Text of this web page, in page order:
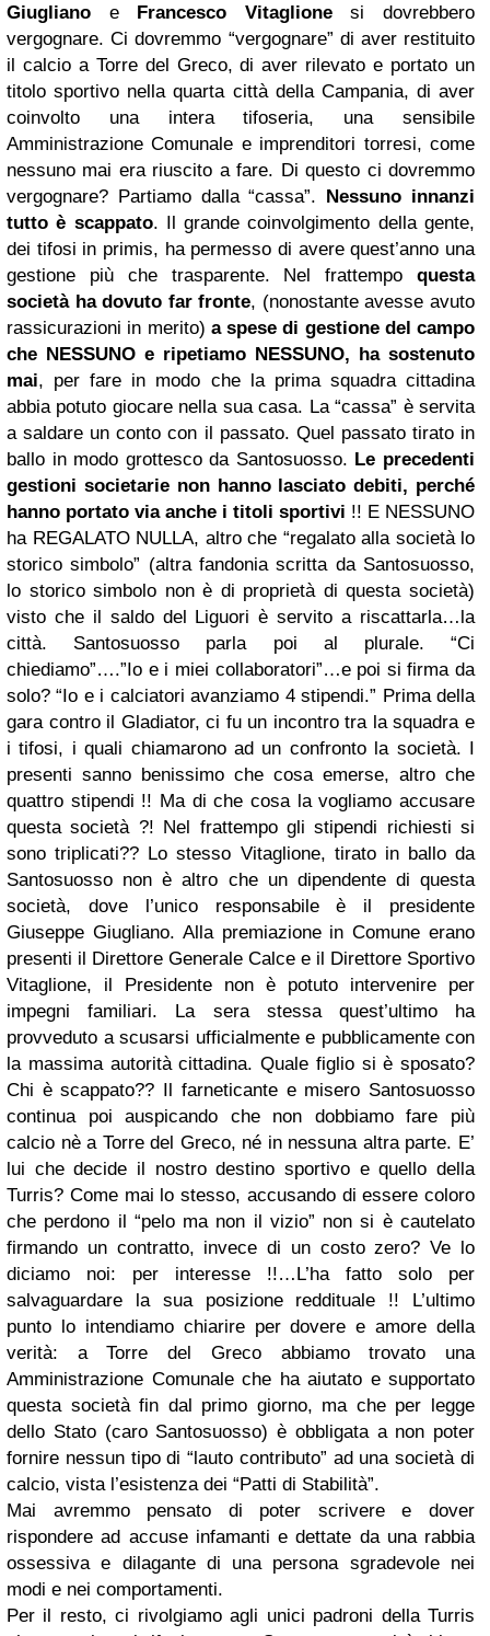
Giugliano e Francesco Vitaglionesi dovrebbero
vergognare. Ci dovremmo “vergognare” di aver restituito
il calcio a Torre del Greco, di aver rilevato e portato un
titolo sportivo nella quarta città della Campania, di aver
coinvolto una intera tifoseria, una sensibile
Amministrazione Comunale e imprenditori torresi, come
nessuno mai era riuscito a fare. Di questo ci dovremmo
vergognare? Partiamo dalla “cassa”. Nessuno innanzi
tutto è scappato. Il grande coinvolgimento della gente,
dei tifosi in primis, ha permesso di avere quest’anno una
gestione più che trasparente. Nel frattempo questa
società ha dovuto far fronte, (nonostante avesse avuto
rassicurazioni in merito) a spese di gestione del campo
che NESSUNO e ripetiamo NESSUNO, ha sostenuto
mai, per fare in modo che la prima squadra cittadina
abbia potuto giocare nella sua casa. La “cassa” è servita
a saldare un conto con il passato. Quel passato tirato in
ballo in modo grottesco da Santosuosso. Le precedenti
gestioni societarie non hanno lasciato debiti, perché
hanno portato via anche i titoli sportivi !! E NESSUNO
ha REGALATO NULLA, altro che “regalato alla società lo
storico simbolo” (altra fandonia scritta da Santosuosso,
lo storico simbolo non è di proprietà di questa società)
visto che il saldo del Liguori è servito a riscattarla…la
città. Santosuosso parla poi al plurale. “Ci
chiediamo”….”Io e i miei collaboratori”…e poi si firma da
solo? “Io e i calciatori avanziamo 4 stipendi.” Prima della
gara contro il Gladiator, ci fu un incontro tra la squadra e
i tifosi, i quali chiamarono ad un confronto la società. I
presenti sanno benissimo che cosa emerse, altro che
quattro stipendi !! Ma di che cosa la vogliamo accusare
questa società ?! Nel frattempo gli stipendi richiesti si
sono triplicati?? Lo stesso Vitaglione, tirato in ballo da
Santosuosso non è altro che un dipendente di questa
società, dove l’unico responsabile è il presidente
Giuseppe Giugliano. Alla premiazione in Comune erano
presenti il Direttore Generale Calce e il Direttore Sportivo
Vitaglione, il Presidente non è potuto intervenire per
impegni familiari. La sera stessa quest’ultimo ha
provveduto a scusarsi ufficialmente e pubblicamente con
la massima autorità cittadina. Quale figlio si è sposato?
Chi è scappato?? Il farneticante e misero Santosuosso
continua poi auspicando che non dobbiamo fare più
calcio nè a Torre del Greco, né in nessuna altra parte. E’
lui che decide il nostro destino sportivo e quello della
Turris? Come mai lo stesso, accusando di essere coloro
che perdono il “pelo ma non il vizio” non si è cautelato
firmando un contratto, invece di un costo zero? Ve lo
diciamo noi: per interesse !!…L’ha fatto solo per
salvaguardare la sua posizione reddituale !! L’ultimo
punto lo intendiamo chiarire per dovere e amore della
verità: a Torre del Greco abbiamo trovato una
Amministrazione Comunale che ha aiutato e supportato
questa società fin dal primo giorno, ma che per legge
dello Stato (caro Santosuosso) è obbligata a non poter
fornire nessun tipo di “lauto contributo” ad una società di
calcio, vista l’esistenza dei “Patti di Stabilità”.
Mai avremmo pensato di poter scrivere e dover
rispondere ad accuse infamanti e dettate da una rabbia
ossessiva e dilagante di una persona sgradevole nei
modi e nei comportamenti.
Per il resto, ci rivolgiamo agli unici padroni della Turris